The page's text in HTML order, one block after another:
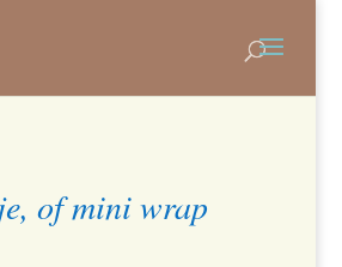
of mini wrap